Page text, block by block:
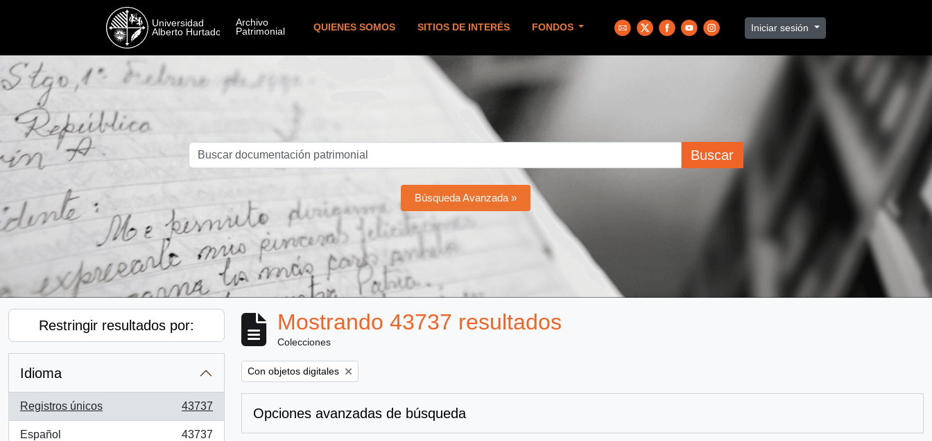
QUIENES SOMOS SITIOS DE INTERÉS FONDOS Iniciar sesión
Buscar
Búsqueda Avanzada »
Restringir resultados por:
Idioma
Registros únicos
, 43737 resultados
43737
Español 43737
Mostrando 43737 resultados
Colecciones
Remove filter:
Con objetos digitales
Opciones avanzadas de búsqueda